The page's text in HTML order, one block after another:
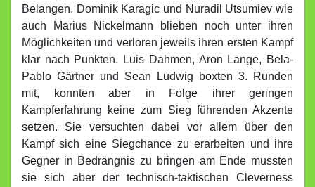
Belangen. Dominik Karagic und Nuradil Utsumiev wie
auch Marius Nickelmann blieben noch unter ihren
Möglichkeiten und verloren jeweils ihren ersten Kampf
klar nach Punkten. Luis Dahmen, Aron Lange, Bela-
Pablo Gärtner und Sean Ludwig boxten 3. Runden
mit, konnten aber in Folge ihrer geringen
Kampferfahrung keine zum Sieg führenden Akzente
setzen. Sie versuchten dabei vor allem über den
Kampf sich eine Siegchance zu erarbeiten und ihre
Gegner in Bedrängnis zu bringen am Ende mussten
sie sich aber der technisch-taktischen Cleverness